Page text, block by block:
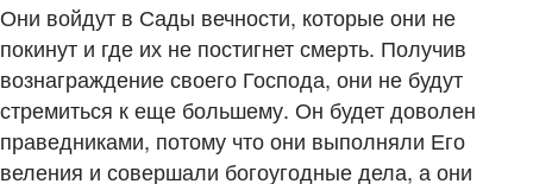
Они войдут в Сады вечности, которые они не
покинут и где их не постигнет смерть. Получив
вознаграждение своего Господа, они не будут
стремиться к еще большему. Он будет доволен
праведниками, потому что они выполняли Его
веления и совершали богоугодные дела, а они